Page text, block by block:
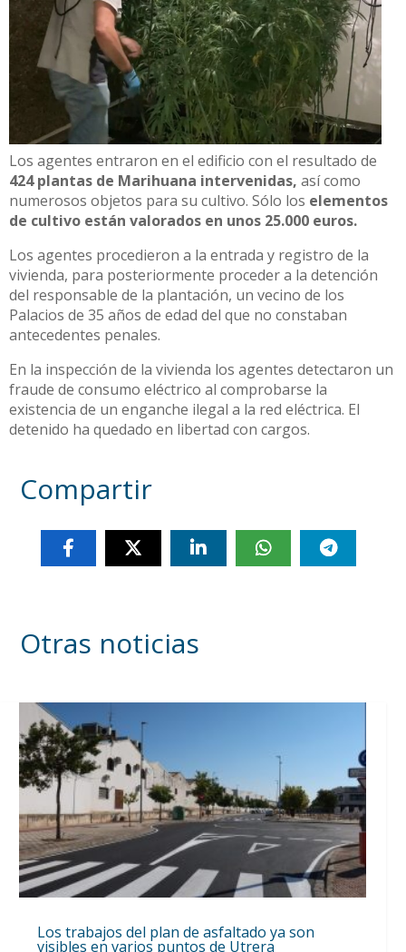
Los agentes entraron en el edificio con el resultado de
424 plantas de Marihuana intervenidas, así como
numerosos objetos para su cultivo. Sólo los elementos
de cultivo están valorados en unos 25.000 euros.
Los agentes procedieron a la entrada y registro de la
vivienda, para posteriormente proceder a la detención
del responsable de la plantación, un vecino de los
Palacios de 35 años de edad del que no constaban
antecedentes penales.
En la inspección de la vivienda los agentes detectaron un
fraude de consumo eléctrico al comprobarse la
existencia de un enganche ilegal a la red eléctrica. El
detenido ha quedado en libertad con cargos.
Compartir
Otras noticias
Los trabajos del plan de asfaltado ya son
visibles en varios puntos de Utrera